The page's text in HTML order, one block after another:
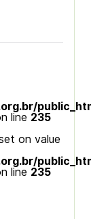
line 235
on value
line 235